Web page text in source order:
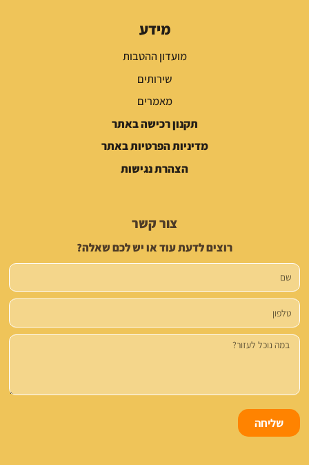
מידע
מועדון ההטבות
שירותים
מאמרים
תקנון רכישה באתר
מדיניות הפרטיות באתר
הצהרת נגישות
צור קשר
רוצים לדעת עוד או יש לכם שאלה?
שם
טלפון
הודעה
שליחה